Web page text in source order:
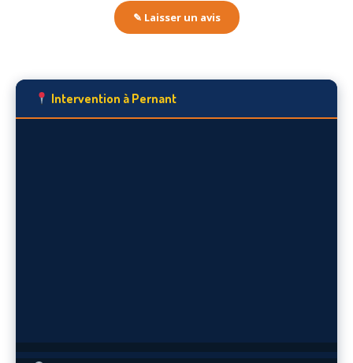
✎ Laisser un avis
Intervention à Pernant